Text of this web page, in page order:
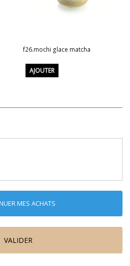
f26.mochi glace matcha
AJOUTER
MES ACHATS
VALIDER